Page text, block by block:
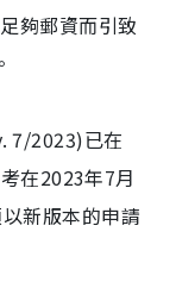
夠郵資而引致
7/2023)已在
在2023年7月
新版本的申請